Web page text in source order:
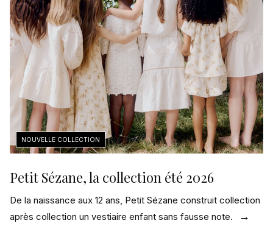
Petit Sézane, la collection été 2026
De la naissance aux 12 ans, Petit Sézane construit collection
après collection un vestiaire enfant sans fausse note.